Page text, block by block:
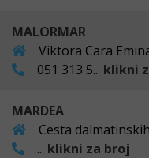
MALORMAR
Viktora Cara
051 313 5... klikni
MARDEA
Cesta
... klikni za broj